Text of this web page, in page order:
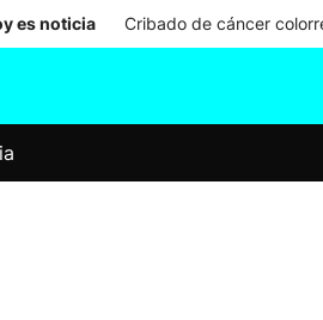
es noticia Cribado de cáncer